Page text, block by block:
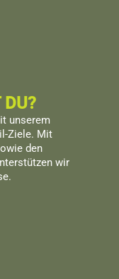
DU?
unserem
Ziele. Mit
den
wir